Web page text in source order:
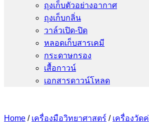
ถุงเก็บตัวอย่างอากาศ
ถุงเก็บกลิ่น
วาล์วเปิด-ปิด
หลอดเก็บสารเคมี
กระดาษกรอง
เสื้อกาวน์
เอกสารดาวน์โหลด
Home / เครื่องมือวิทยาศาสตร์ / เครื่องวัด